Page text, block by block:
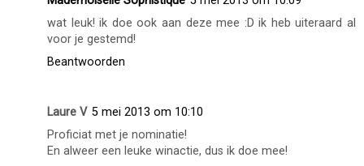
wat leuk! ik doe ook aan deze mee :D ik heb uiteraard al
voor je gestemd!
Beantwoorden
Laure V 5 mei 2013 om 10:10
Proficiat met je nominatie!
En alweer een leuke winactie, dus ik doe mee!